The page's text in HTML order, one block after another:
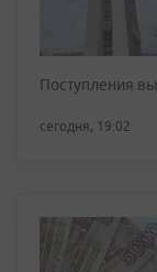
Поступления
сегодня, 19:02